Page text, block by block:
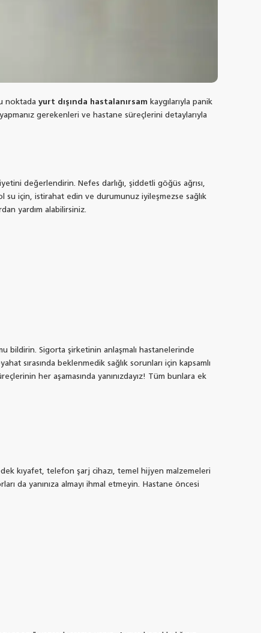
noktada yurt dışında hastalanırsam kaygılarıyla panik
gerekenleri ve hastane süreçlerini detaylarıyla
değerlendirin. Nefes darlığı, şiddetli göğüs ağrısı,
su için, istirahat edin ve durumunuz iyileşmezse sağlık
yardım alabilirsiniz.
bildirin. Sigorta şirketinin anlaşmalı hastanelerinde
sırasında beklenmedik sağlık sorunları için kapsamlı
her aşamasında yanınızdayız! Tüm bunlara ek
kıyafet, telefon şarj cihazı, temel hijyen malzemeleri
da yanınıza almayı ihmal etmeyin. Hastane öncesi